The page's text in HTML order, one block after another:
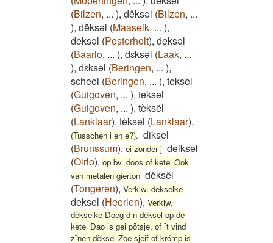
(Bilzen, ... ), dêksəl (Bilzen, ...
), dëksəl (Maaseik, ... ),
dēksǝl (Posterholt), dęksǝl
(Baarlo, ... ), dɛksǝl (Laak, ...
), dɛksəl (Beringen, ... ),
scheel (Beringen, ... ), teksel
(Guigoven, ... ), teksəl
(Guigoven, ... ), tèksël
(Lanklaar), tèksəl (Lanklaar),
(Tusschen i en e?). diksel
(Brunssum), ei zonder j deiksel
(Oirlo), op bv. doos of ketel Ook
van metalen gierton dèksël
(Tongeren), Verklw. dekselke
deksel (Heerlen), Verklw.
dèkselke Doeg d¯n dèksel op de
ketel Dao is gei pötsje, of ¯t vind
z¯nen dèksel Zoe sjeif of krómp is